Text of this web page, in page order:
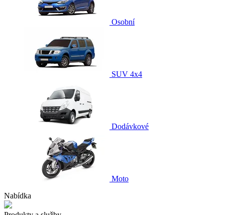
Osobní
SUV 4x4
Dodávkové
Moto
Nabídka